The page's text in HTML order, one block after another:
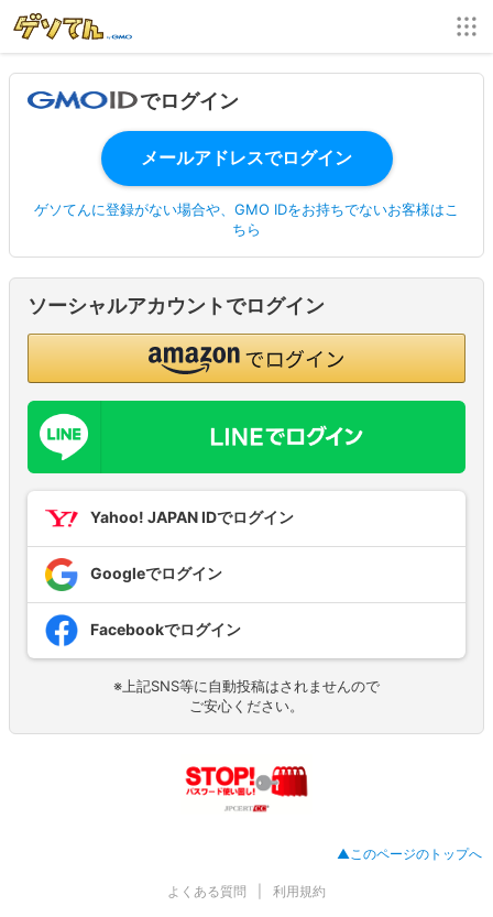
でログイン
ゲソてんに登録がない場合や、GMO IDをお持ちでないお客様はこ
ちら
ソーシャルアカウントでログイン
Yahoo! JAPAN IDでログイン
Googleでログイン
Facebookでログイン
※上記SNS等に自動投稿はされませんので
ご安心ください。
▲このページのトップへ
よくある質問 利用規約